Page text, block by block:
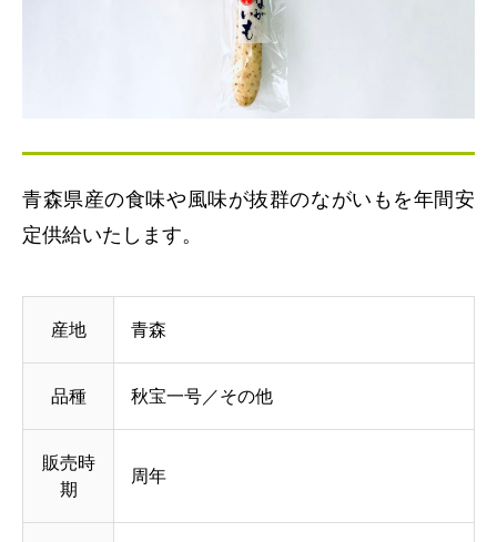
青森県産の食味や風味が抜群のながいもを年間安
定供給いたします。
産地 青森
品種 秋宝一号／その他
販売時
期
周年